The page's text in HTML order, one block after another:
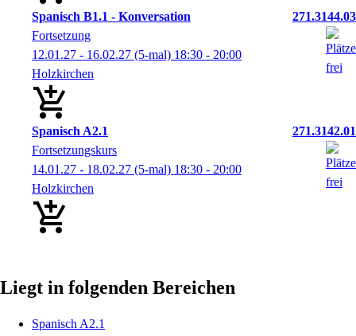
Spanisch B1.1 - Konversation
271.3144.03
Fortsetzung
12.01.27 - 16.02.27 (5-mal) 18:30 - 20:00
Holzkirchen
Spanisch A2.1
271.3142.01
Fortsetzungskurs
14.01.27 - 18.02.27 (5-mal) 18:30 - 20:00
Holzkirchen
Liegt in folgenden Bereichen
Spanisch A2.1